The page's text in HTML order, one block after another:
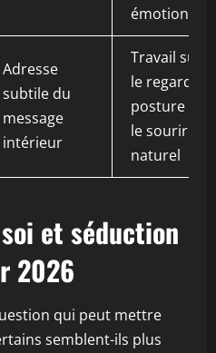
émotions
Adresse
subtile du
message
intérieur
Travail sur
le regard, la
posture et
le sourire
naturel
et séduction
2026
qui peut mettre
semblent-ils plus